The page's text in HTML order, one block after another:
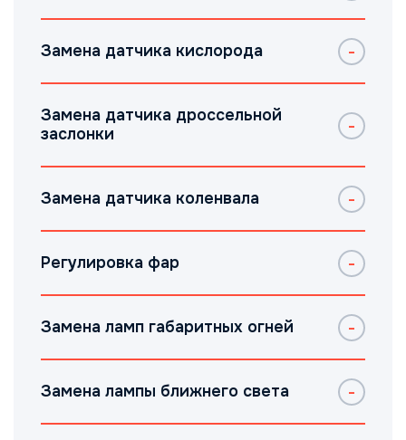
Замена датчика кислорода
Замена датчика дроссельной
заслонки
Замена датчика коленвала
Регулировка фар
Замена ламп габаритных огней
Замена лампы ближнего света